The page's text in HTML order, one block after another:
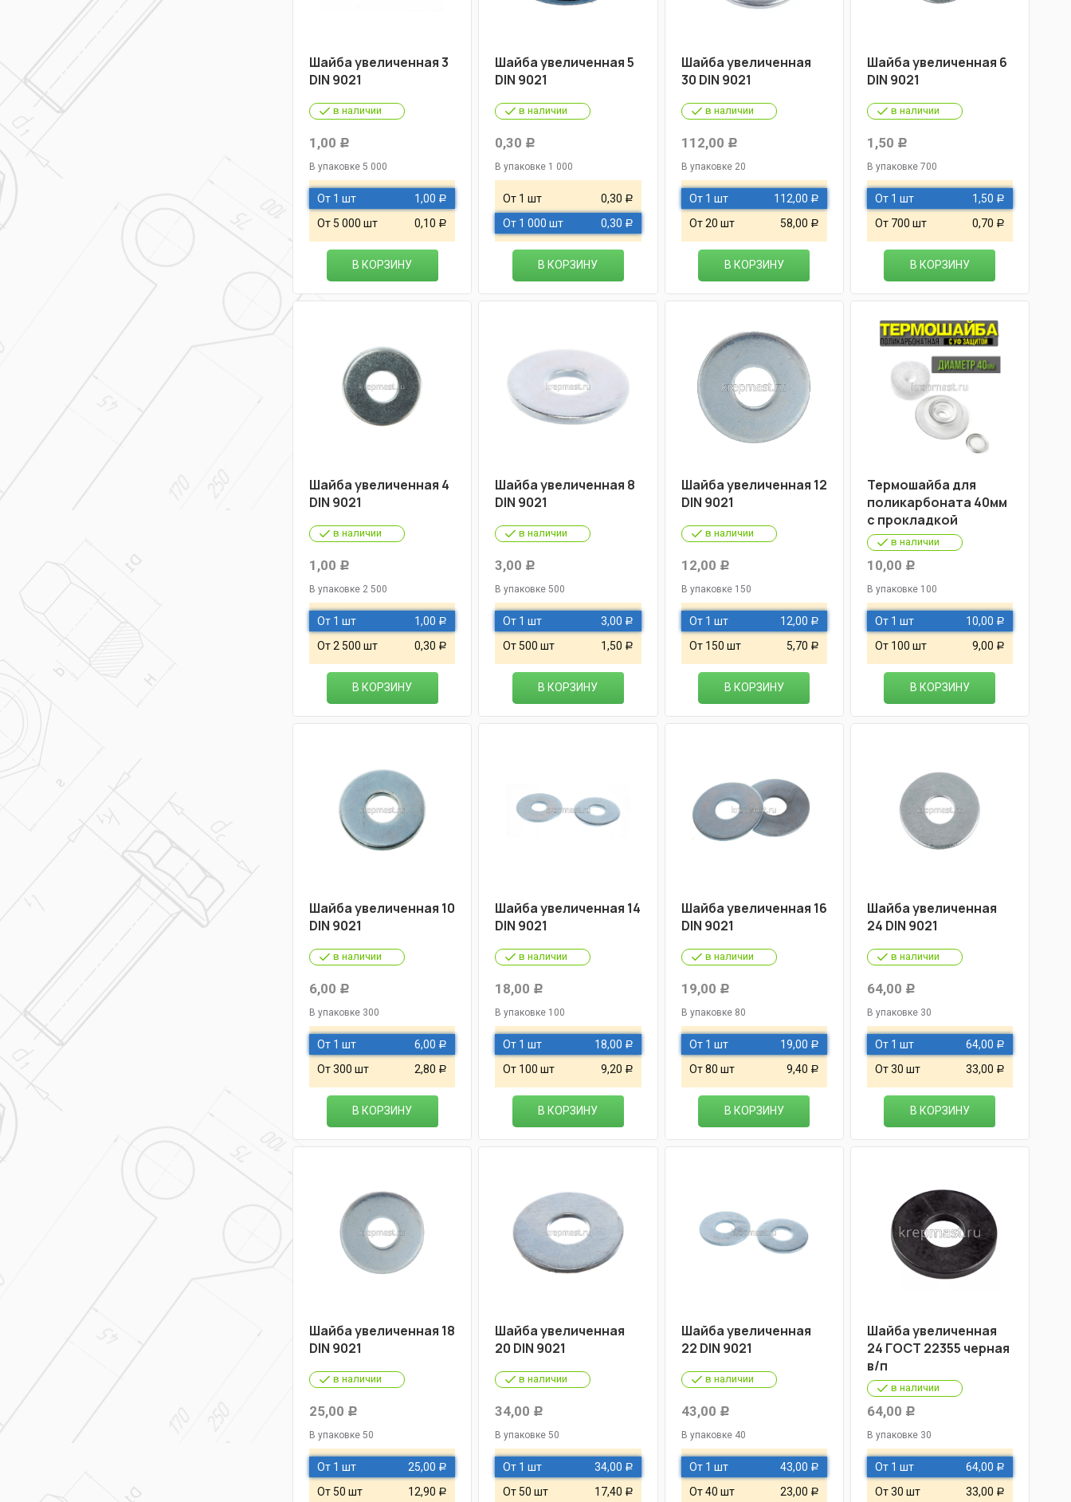
Шайба увеличенная 3
DIN 9021
в наличии
1,00 Р
В упаковке 5 000
От 1 шт 1,00 Р
От 5 000 шт 0,10 Р
В КОРЗИНУ
Шайба увеличенная 5
DIN 9021
в наличии
0,30 Р
В упаковке 1 000
От 1 шт 0,30 Р
От 1 000 шт 0,30 Р
В КОРЗИНУ
Шайба увеличенная
30 DIN 9021
в наличии
112,00 Р
В упаковке 20
От 1 шт 112,00 Р
От 20 шт 58,00 Р
В КОРЗИНУ
Шайба увеличенная 6
DIN 9021
в наличии
1,50 Р
В упаковке 700
От 1 шт 1,50 Р
От 700 шт 0,70 Р
В КОРЗИНУ
Шайба увеличенная 4
DIN 9021
в наличии
1,00 Р
В упаковке 2 500
От 1 шт 1,00 Р
От 2 500 шт 0,30 Р
В КОРЗИНУ
Шайба увеличенная 8
DIN 9021
в наличии
3,00 Р
В упаковке 500
От 1 шт 3,00 Р
От 500 шт 1,50 Р
В КОРЗИНУ
Шайба увеличенная 12
DIN 9021
в наличии
12,00 Р
В упаковке 150
От 1 шт 12,00 Р
От 150 шт 5,70 Р
В КОРЗИНУ
Термошайба для
поликарбоната 40мм
с прокладкой
в наличии
10,00 Р
В упаковке 100
От 1 шт 10,00 Р
От 100 шт 9,00 Р
В КОРЗИНУ
Шайба увеличенная 10
DIN 9021
в наличии
6,00 Р
В упаковке 300
От 1 шт 6,00 Р
От 300 шт 2,80 Р
В КОРЗИНУ
Шайба увеличенная 14
DIN 9021
в наличии
18,00 Р
В упаковке 100
От 1 шт 18,00 Р
От 100 шт 9,20 Р
В КОРЗИНУ
Шайба увеличенная 16
DIN 9021
в наличии
19,00 Р
В упаковке 80
От 1 шт 19,00 Р
От 80 шт 9,40 Р
В КОРЗИНУ
Шайба увеличенная
24 DIN 9021
в наличии
64,00 Р
В упаковке 30
От 1 шт 64,00 Р
От 30 шт 33,00 Р
В КОРЗИНУ
Шайба увеличенная 18
DIN 9021
в наличии
25,00 Р
В упаковке 50
От 1 шт 25,00 Р
От 50 шт 12,90 Р
Шайба увеличенная
20 DIN 9021
в наличии
34,00 Р
В упаковке 50
От 1 шт 34,00 Р
От 50 шт 17,40 Р
Шайба увеличенная
22 DIN 9021
в наличии
43,00 Р
В упаковке 40
От 1 шт 43,00 Р
От 40 шт 23,00 Р
Шайба увеличенная
24 ГОСТ 22355 черная
в/п
в наличии
64,00 Р
В упаковке 30
От 1 шт 64,00 Р
От 30 шт 33,00 Р